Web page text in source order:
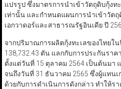
แปรรูป ซึ่งมาตรการนำเข้าวัตถุดิบกุ้งท
เท่านั้น และกำหนดแผนการนำเข้าวัต
เอกวาดอร์และสาธารณรัฐอินเดีย ปี
จากปริมาณการผลิตกุ้งทะเลของไทยใ
138,732.43 ตัน แลกกับการประกันรา
ตั้งแต่วันที่ 15 ตุลาคม 2564 เป็นต้นมา
จนถึงวันที่ 31 ธันวาคม 2565 ซึ่งผู้แทน
ด้วยกับการดำเนินการดังกล่าว ทำให้ร